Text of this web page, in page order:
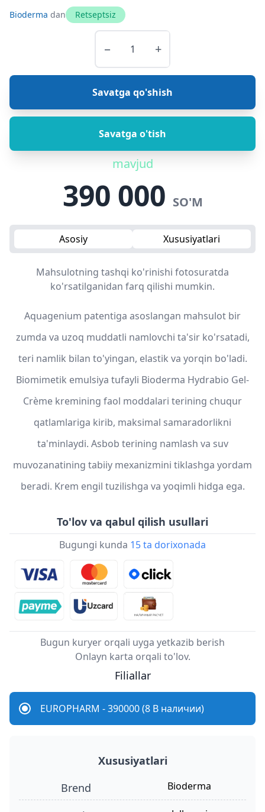
Bioderma dan Retseptsiz
− +
Savatga qo'shish
Savatga o'tish
mavjud
390 000 SO'M
Asosiy Xususiyatlari
Mahsulotning tashqi ko'rinishi fotosuratda
ko'rsatilganidan farq qilishi mumkin.
Aquagenium patentiga asoslangan mahsulot bir
zumda va uzoq muddatli namlovchi ta'sir ko'rsatadi,
teri namlik bilan to'yingan, elastik va yorqin bo'ladi.
Biomimetik emulsiya tufayli Bioderma Hydrabio Gel-
Crème kremining faol moddalari terining chuqur
qatlamlariga kirib, maksimal samaradorlikni
ta'minlaydi. Asbob terining namlash va suv
muvozanatining tabiiy mexanizmini tiklashga yordam
beradi. Krem engil tuzilishga va yoqimli hidga ega.
To'lov va qabul qilish usullari
Bugungi kunda 15 ta dorixonada
Bugun kuryer orqali uyga yetkazib berish
Onlayn karta orqali to'lov.
Filiallar
EUROPHARM - 390000 (8 В наличии)
Xususiyatlari
Brend
Bioderma